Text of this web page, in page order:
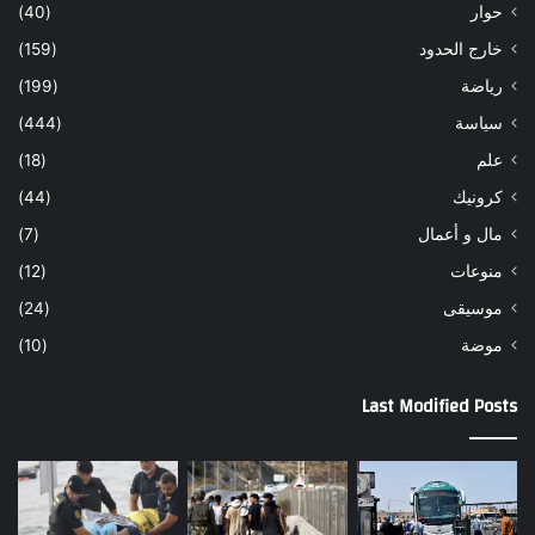
حوار
(40)
خارج الحدود
(159)
رياضة
(199)
سياسة
(444)
علم
(18)
كرونيك
(44)
مال و أعمال
(7)
منوعات
(12)
موسيقى
(24)
موضة
(10)
Last Modified Posts